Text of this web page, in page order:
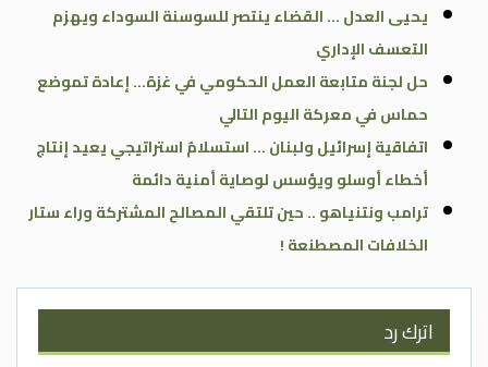
يحيى العدل … القضاء ينتصر للسوسنة السوداء ويهزم
التعسف الإداري
حل لجنة متابعة العمل الحكومي في غزة… إعادة تموضع
حماس في معركة اليوم التالي
اتفاقية إسرائيل ولبنان … استسلامٌ استراتيجي يعيد إنتاج
أخطاء أوسلو ويؤسس لوصاية أمنية دائمة
ترامب ونتنياهو .. حين تلتقي المصالح المشتركة وراء ستار
الخلافات المصطنعة !
اترك رد